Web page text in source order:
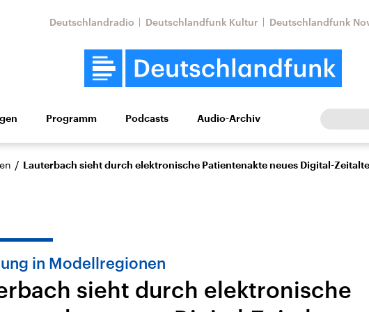
Deutschlandradio Deutschlandfunk Kultur Deutschlandfunk
Wirtschaft Wissen Kultur Europa
Musik
USA
Nahostkonflikt
Iran
Programm Podcasts Audio-Archiv
/ Lauterbach sieht durch elektronische Patientenakte neues Digital-
in Modellregionen
sieht durch elektronische